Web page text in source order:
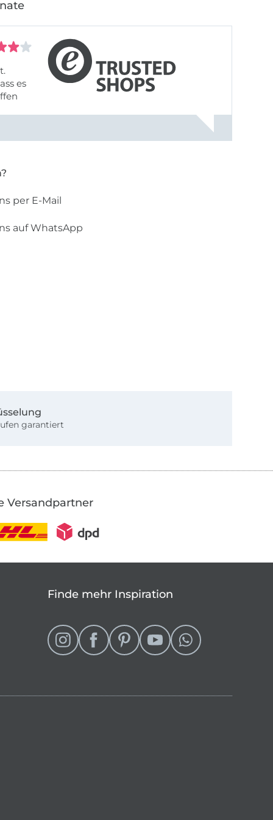
es
per E-Mail
auf WhatsApp
garantiert
Versandpartner
Finde mehr Inspiration
wechseln